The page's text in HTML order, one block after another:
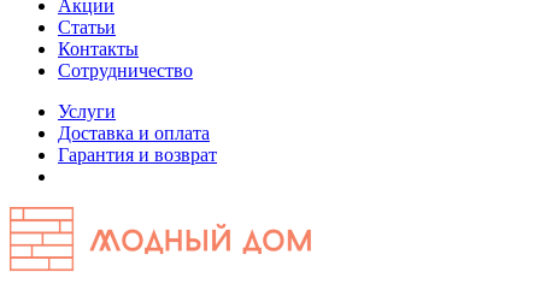
Акции
Статьи
Контакты
Сотрудничество
Услуги
Доставка и оплата
Гарантия и возврат